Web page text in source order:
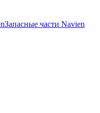
Запасные части Navien